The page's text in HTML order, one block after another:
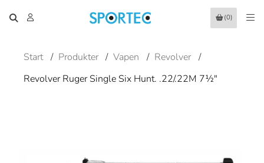
(0)
Start / Produkter / Vapen / Revolver /
Revolver Ruger Single Six Hunt. .22/.22M 7½"